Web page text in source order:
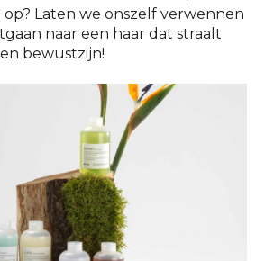
Laten we onszelf verwennen
naar een haar dat straalt
bewustzijn!